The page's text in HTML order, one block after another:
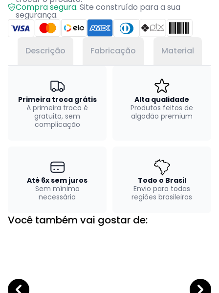
Compra segura. Site construído para a sua
segurança.
Descrição Fabricação Material
Primeira troca grátis
A primeira troca é
gratuita, sem
complicação
Alta qualidade
Produtos feitos de
algodão premium
Até 6x sem juros
Sem mínimo
necessário
Todo o Brasil
Envio para todas
regiões brasileiras
Você também vai gostar de: